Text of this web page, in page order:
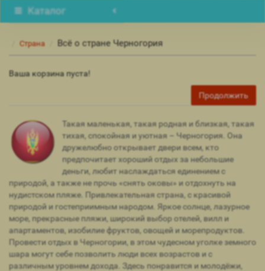
Каталог
Страна Всё о стране Черногория
Ваша корзина пуста!
Продолжить
Такая маленькая, такая родная и близкая, такая
тихая, спокойная и уютная – Черногория. Она
дружелюбно открывает двери всем, кто
предпочитает хороший отдых за небольшие
деньги, любит наслаждаться единением с
природой, а также не прочь «снять оковы» и отдохнуть на
нудистском пляже. Привлекательная страна, с красивой
природой и гостеприимным народом. Яркое солнце, лазурное
море, прекрасные пляжи, широкий выбор отелей, вилл и
апартаментов, изобилие фруктов, овощей и морепродуктов.
Провести отдых в Черногории, в этом чудесном уголке земного
шара могут себе позволить люди всех возрастов и с
различным уровнем дохода. Здесь понравится и молодёжи,